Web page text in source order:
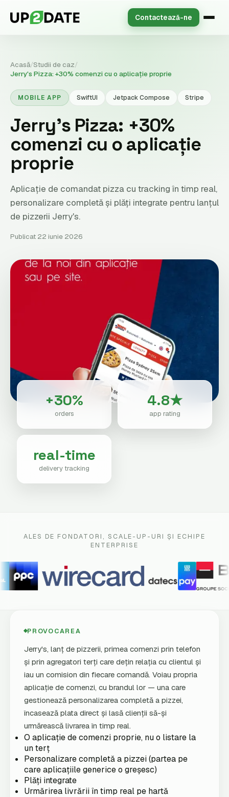
Contactează-ne
Acasă/Studii de caz/
Jerry's Pizza: +30% comenzi cu o aplicație proprie
MOBILE APP SwiftUI Jetpack Compose Stripe
Jerry's Pizza: +30%
comenzi cu o aplicație
proprie
Aplicație de comandat pizza cu tracking în timp real,
personalizare completă și plăți integrate pentru lanțul
de pizzerii Jerry's.
Publicat 22 iunie 2026
+30%
orders
4.8★
app rating
real-time
delivery tracking
ALES DE FONDATORI, SCALE-UP-URI ȘI ECHIPE
ENTERPRISE
PROVOCAREA
Jerry's, lanț de pizzerii, primea comenzi prin telefon
și prin agregatori terți care dețin relația cu clientul și
iau un comision din fiecare comandă. Voiau propria
aplicație de comenzi, cu brandul lor — una care
gestionează personalizarea completă a pizzei,
încasează plata direct și lasă clienții să-și
urmărească livrarea în timp real.
O aplicație de comenzi proprie, nu o listare la
un terț
Personalizare completă a pizzei (partea pe
care aplicațiile generice o greșesc)
Plăți integrate
Urmărirea livrării în timp real pe hartă